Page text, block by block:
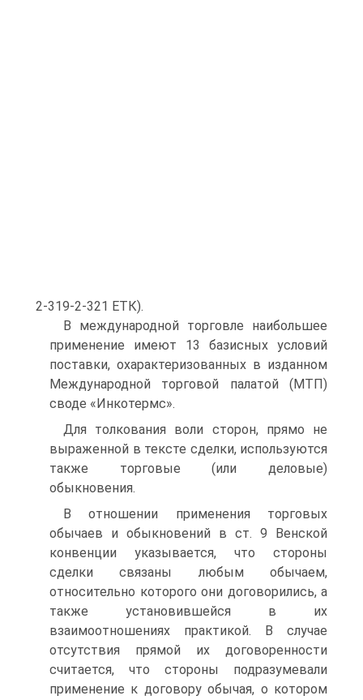
2-319-2-321 ЕТК).
В международной торговле наибольшее
применение имеют 13 базисных условий
поставки, охарактеризованных в изданном
Международной торговой палатой (МТП)
своде «Инкотермс».
Для толкования воли сторон, прямо не
выраженной в тексте сделки, используются
также торговые (или деловые)
обыкновения.
В отношении применения торговых
обычаев и обыкновений в ст. 9 Венской
конвенции указывается, что стороны
сделки связаны любым обычаем,
относительно которого они договорились, а
также установившейся в их
взаимоотношениях практикой. В случае
отсутствия прямой их договоренности
считается, что стороны подразумевали
применение к договору обычая, о котором